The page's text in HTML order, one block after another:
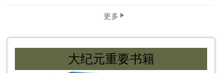
更多
大纪元重要书籍